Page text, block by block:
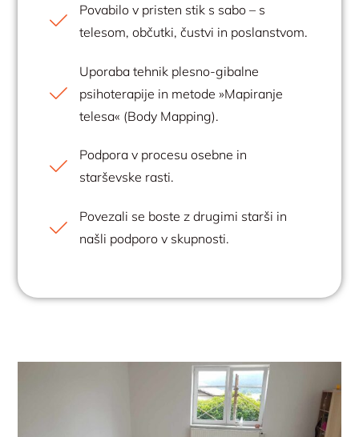
Povabilo v pristen stik s sabo – s
telesom, občutki, čustvi in poslanstvom.
Uporaba tehnik plesno-gibalne
psihoterapije in metode »Mapiranje
telesa« (Body Mapping).
Podpora v procesu osebne in
starševske rasti.
Povezali se boste z drugimi starši in
našli podporo v skupnosti.